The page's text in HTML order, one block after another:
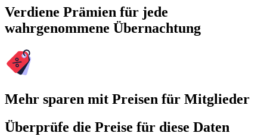
Verdiene Prämien für jede
wahrgenommene Übernachtung
Mehr sparen mit Preisen für Mitglieder
Überprüfe die Preise für diese Daten